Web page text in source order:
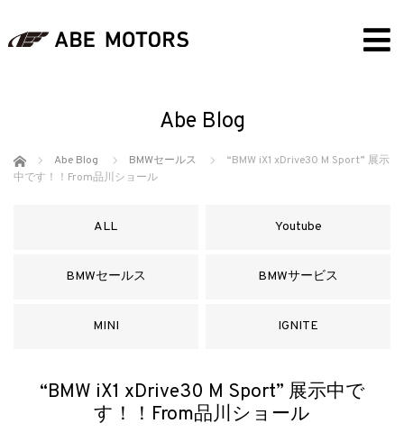
Abe Blog
ホーム Abe Blog BMWセールス
“BMW iX1 xDrive30 M Sport” 展示
中です！！From品川ショール
ALL Youtube
BMWセールス BMWサービス
MINI IGNITE
“BMW iX1 xDrive30 M Sport” 展示中で
す！！From品川ショール